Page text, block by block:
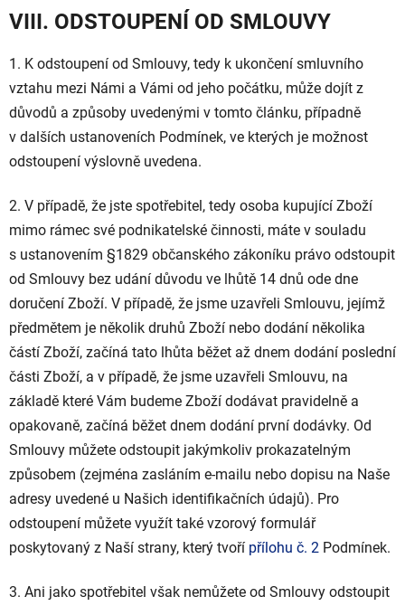
VIII. ODSTOUPENÍ OD SMLOUVY
1. K odstoupení od Smlouvy, tedy k ukončení smluvního
vztahu mezi Námi a Vámi od jeho počátku, může dojít z
důvodů a způsoby uvedenými v tomto článku, případně
v dalších ustanoveních Podmínek, ve kterých je možnost
odstoupení výslovně uvedena.
2. V případě, že jste spotřebitel, tedy osoba kupující Zboží
mimo rámec své podnikatelské činnosti, máte v souladu
s ustanovením §1829 občanského zákoníku právo odstoupit
od Smlouvy bez udání důvodu ve lhůtě 14 dnů ode dne
doručení Zboží. V případě, že jsme uzavřeli Smlouvu, jejímž
předmětem je několik druhů Zboží nebo dodání několika
částí Zboží, začíná tato lhůta běžet až dnem dodání poslední
části Zboží, a v případě, že jsme uzavřeli Smlouvu, na
základě které Vám budeme Zboží dodávat pravidelně a
opakovaně, začíná běžet dnem dodání první dodávky. Od
Smlouvy můžete odstoupit jakýmkoliv prokazatelným
způsobem (zejména zasláním e-mailu nebo dopisu na Naše
adresy uvedené u Našich identifikačních údajů). Pro
odstoupení můžete využít také vzorový formulář
poskytovaný z Naší strany, který tvoří přílohu č. 2 Podmínek.
3. Ani jako spotřebitel však nemůžete od Smlouvy odstoupit